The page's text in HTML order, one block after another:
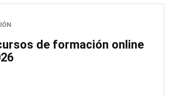
de formación online